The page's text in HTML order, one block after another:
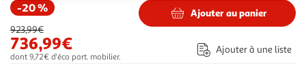
-20 %
923,99€
736,99€
dont 9,72€ d'éco part. mobilier.
Ajouter au panier
Ajouter à une liste